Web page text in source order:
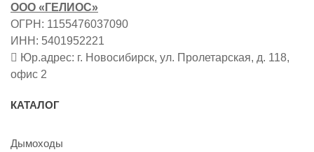
ООО «ГЕЛИОС»
ОГРН: 1155476037090
ИНН: 5401952221
Юр.адрес: г. Новосибирск, ул. Пролетарская, д. 118,
офис 2
КАТАЛОГ
Дымоходы